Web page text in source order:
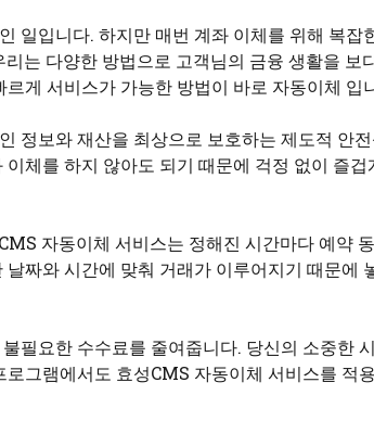
일입니다. 하지만 매번 계좌 이체를 위해 복잡
는 다양한 방법으로 고객님의 금융 생활을
게 서비스가 가능한 방법이 바로 자동이체 입
정보와 재산을 최상으로 보호하는 제도적 안
체를 하지 않아도 되기 때문에 걱정 없이 즐
자동이체 서비스는 정해진 시간마다 예약
짜와 시간에 맞춰 거래가 이루어지기 때문에
필요한 수수료를 줄여줍니다. 당신의 소중한
그램에서도 효성CMS 자동이체 서비스를 적